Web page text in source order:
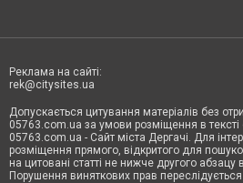
Реклама на сайті:
rek@citysites.ua
Допускається цитування матеріалів без
05763.com.ua за умови розміщення в
05763.com.ua - Сайт міста Дергачі. Для
розміщення прямого, відкритого для
на цитовані статті не нижче другого абзацу
Порушення виняткових прав